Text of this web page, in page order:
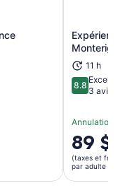
un nouvel onglet
11 h
8.88.8 sur 10
Excellent
3 avis
Annulation
Le
prix
est
de 89 $
89 $
(taxes et frais
par adulte